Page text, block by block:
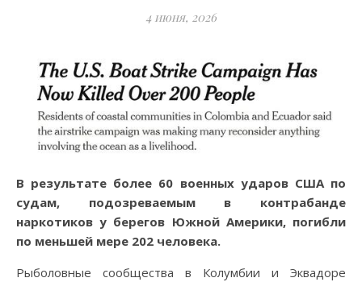
4 июня, 2026
В результате более 60 военных ударов США по
судам, подозреваемым в контрабанде
наркотиков у берегов Южной Америки, погибли
по меньшей мере 202 человека.
Рыболовные сообщества в Колумбии и Эквадоре